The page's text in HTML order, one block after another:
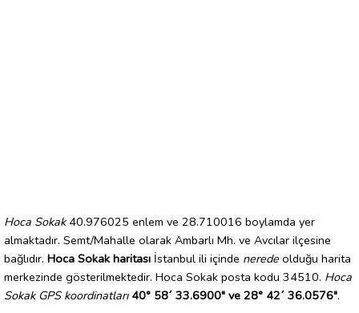
Hoca Sokak40.976025 enlem ve 28.710016 boylamda yer
almaktadır. Semt/Mahalle olarak Ambarlı Mh. ve Avcılar ilçesine
bağlıdır. Hoca Sokak haritası İstanbul ili içinde nerede olduğu harita
merkezinde gösterilmektedir. Hoca Sokak posta kodu 34510. Hoca
Sokak GPS koordinatları 40° 58´ 33.6900" ve 28° 42´ 36.0576".